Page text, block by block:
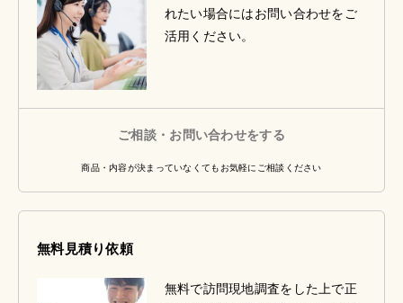
れたい場合にはお問い合わせをご
活用ください。
ご相談・お問い合わせをする
商品・内容が決まっていなくてもお気軽にご相談ください
無料見積り依頼
無料で訪問現地調査をした上で正